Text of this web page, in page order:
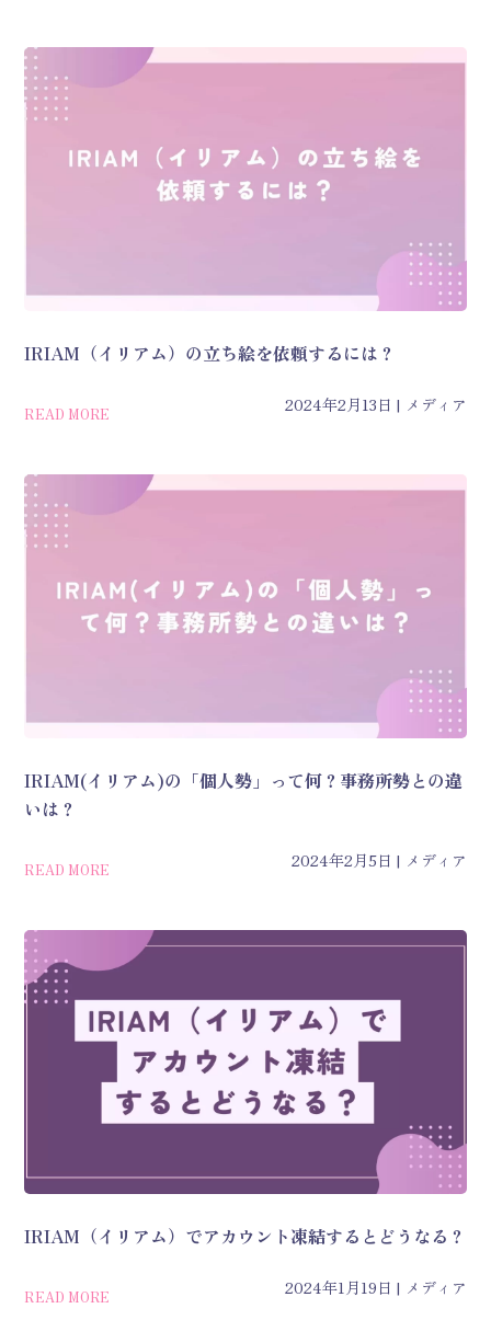
2024年2月13日 メディア
IRIAM（イリアム）の立ち絵を依頼するには？
READ MORE
2024年2月5日 メディア
IRIAM(イリアム)の「個人勢」って何？事務所勢との違
いは？
READ MORE
2024年1月19日 メディア
IRIAM（イリアム）でアカウント凍結するとどうなる？
READ MORE